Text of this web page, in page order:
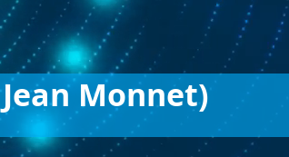
Monnet)